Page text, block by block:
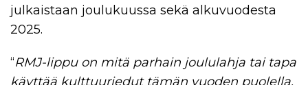
julkaistaan joulukuussa sekä alkuvuodesta
2025.
“RMJ-lippu on mitä parhain joululahja tai tapa
käyttää kulttuuriedut tämän vuoden puolella.